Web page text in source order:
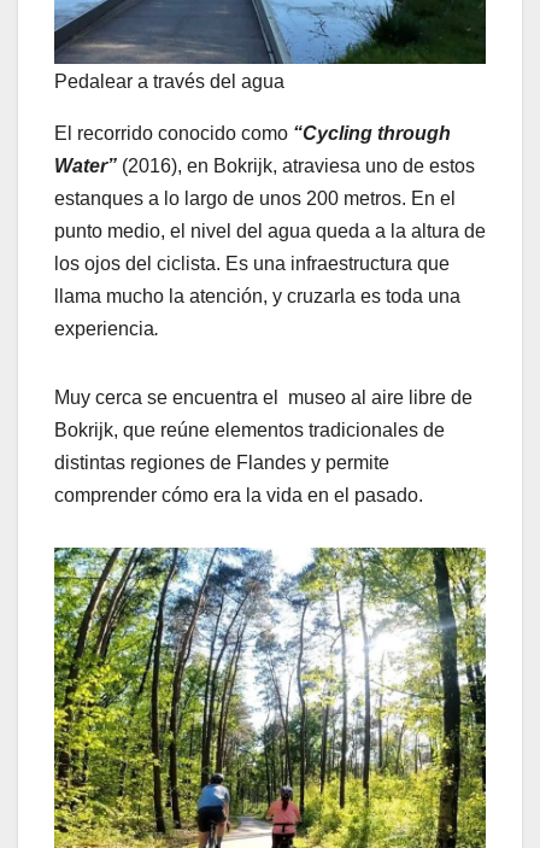
Pedalear a través del agua
El recorrido conocido como “Cycling through
Water” (2016), en Bokrijk, atraviesa uno de estos
estanques a lo largo de unos 200 metros. En el
punto medio, el nivel del agua queda a la altura de
los ojos del ciclista. Es una infraestructura que
llama mucho la atención, y cruzarla es toda una
experiencia.
Muy cerca se encuentra el museo al aire libre de
Bokrijk, que reúne elementos tradicionales de
distintas regiones de Flandes y permite
comprender cómo era la vida en el pasado.